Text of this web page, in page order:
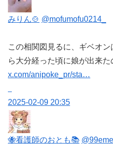
みりん🍲 @mofumofu0214_
この相関図見るに、ギベオ
ら大分経った頃に娘が出来た
x.com/anipoke_pr/sta…
2025-02-09 20:35
🐝看護師のおとも📚